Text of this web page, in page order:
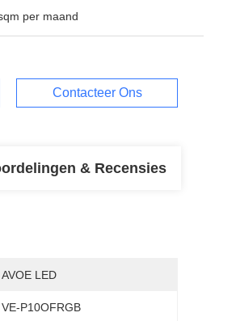
per maand
Contacteer Ons
& Recensies
AVOE LED
VE-P10OFRGB